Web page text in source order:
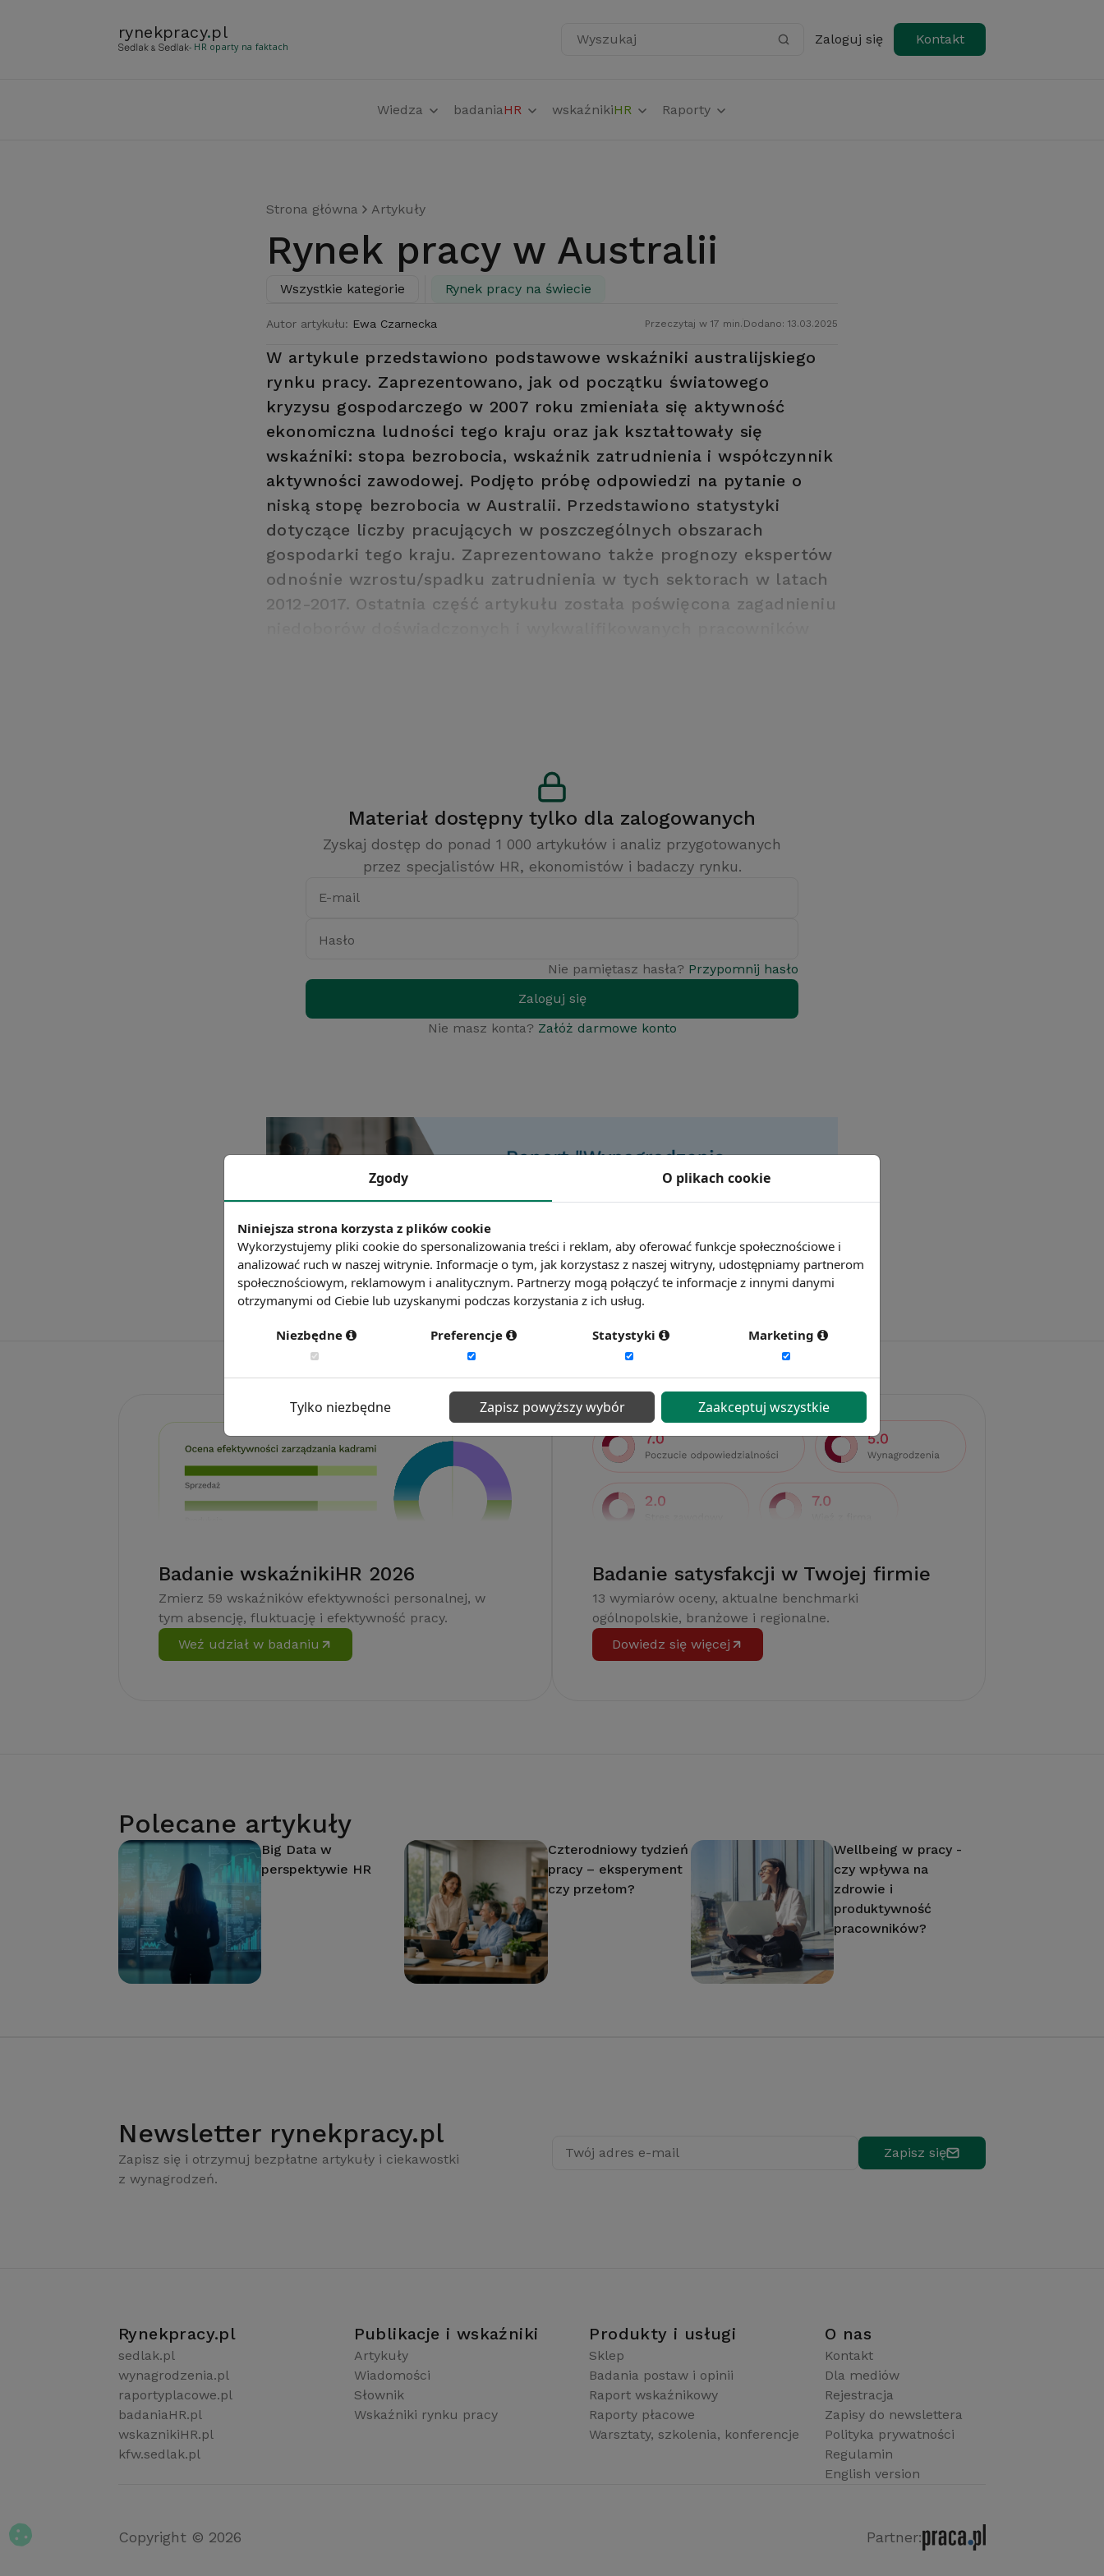
rynekpracy.pl
- HR oparty na faktach Wyszukaj Zaloguj się Kontakt
Wiedza badaniaHR wskaźnikiHR Raporty
Strona główna Artykuły
Rynek pracy w Australii
Wszystkie kategorie Rynek pracy na świecie
Autor artykułu: Ewa Czarnecka Przeczytaj w 17 min. Dodano: 13.03.2025
W artykule przedstawiono podstawowe wskaźniki australijskiego
rynku pracy. Zaprezentowano, jak od początku światowego
kryzysu gospodarczego w 2007 roku zmieniała się aktywność
ekonomiczna ludności tego kraju oraz jak kształtowały się
wskaźniki: stopa bezrobocia, wskaźnik zatrudnienia i współczynnik
aktywności zawodowej. Podjęto próbę odpowiedzi na pytanie o
niską stopę bezrobocia w Australii. Przedstawiono statystyki
dotyczące liczby pracujących w poszczególnych obszarach
gospodarki tego kraju. Zaprezentowano także prognozy ekspertów
odnośnie wzrostu/spadku zatrudnienia w tych sektorach w latach
2012-2017. Ostatnia część artykułu została poświęcona zagadnieniu
Materiał dostępny tylko dla zalogowanych
Zyskaj dostęp do ponad 1 000 artykułów i analiz przygotowanych
przez specjalistów HR, ekonomistów i badaczy rynku.
E-mail
Hasło
Nie pamiętasz hasła? Przypomnij hasło
Zaloguj się
Nie masz konta? Załóż darmowe konto
Badanie wskaźnikiHR 2026
Zmierz 59 wskaźników efektywności personalnej, w
tym absencję, fluktuację i efektywność pracy.
Weź udział w badaniu
Badanie satysfakcji w Twojej firmie
13 wymiarów oceny, aktualne benchmarki
ogólnopolskie, branżowe i regionalne.
Dowiedz się więcej
Polecane artykuły
Big Data w
perspektywie HR
Czterodniowy tydzień
pracy – eksperyment
czy przełom?
Wellbeing w pracy -
czy wpływa na
zdrowie i
produktywność
pracowników?
Newsletter rynekpracy.pl
Zapisz się i otrzymuj bezpłatne artykuły i ciekawostki
z wynagrodzeń.
Twój adres e-mail Zapisz się
Rynekpracy.pl
sedlak.pl
wynagrodzenia.pl
raportyplacowe.pl
badaniaHR.pl
wskaznikiHR.pl
kfw.sedlak.pl
Publikacje i wskaźniki
Artykuły
Wiadomości
Słownik
Wskaźniki rynku pracy
Produkty i usługi
Sklep
Badania postaw i opinii
Raport wskaźnikowy
Raporty płacowe
Warsztaty, szkolenia, konferencje
O nas
Kontakt
Dla mediów
Rejestracja
Zapisy do newslettera
Polityka prywatności
Regulamin
English version
Copyright © 2026 Partner:
Zgody O plikach cookie
Niniejsza strona korzysta z plików cookie
Wykorzystujemy pliki cookie do spersonalizowania treści i reklam, aby oferować funkcje społecznościowe i
analizować ruch w naszej witrynie. Informacje o tym, jak korzystasz z naszej witryny, udostępniamy partnerom
społecznościowym, reklamowym i analitycznym. Partnerzy mogą połączyć te informacje z innymi danymi
otrzymanymi od Ciebie lub uzyskanymi podczas korzystania z ich usług.
Niezbędne Preferencje Statystyki Marketing
Tylko niezbędne Zapisz powyższy wybór Zaakceptuj wszystkie